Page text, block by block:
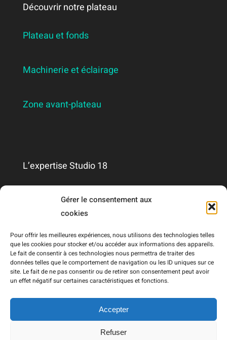
Gérer le consentement aux
cookies
Pour offrir les meilleures expériences, nous utilisons des technologies telles
que les cookies pour stocker et/ou accéder aux informations des appareils.
Le fait de consentir à ces technologies nous permettra de traiter des
données telles que le comportement de navigation ou les ID uniques sur ce
site. Le fait de ne pas consentir ou de retirer son consentement peut avoir
un effet négatif sur certaines caractéristiques et fonctions.
Accepter
Refuser
Découvrir notre plateau
Plateau et fonds
Machinerie et éclairage
Zone avant-plateau
L’expertise Studio 18
Qui sommes-nous ?
Mentions légales
RGPD